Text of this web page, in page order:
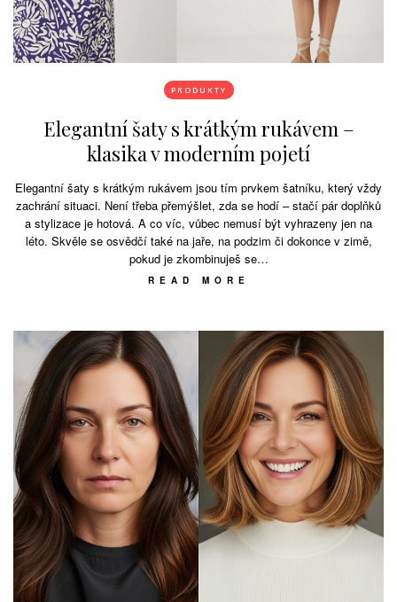
PRODUKTY
Elegantní šaty s krátkým rukávem –
klasika v moderním pojetí
Elegantní šaty s krátkým rukávem jsou tím prvkem šatníku, který vždy
zachrání situaci. Není třeba přemýšlet, zda se hodí – stačí pár doplňků
a stylizace je hotová. A co víc, vůbec nemusí být vyhrazeny jen na
léto. Skvěle se osvědčí také na jaře, na podzim či dokonce v zimě,
pokud je zkombinuješ se…
READ MORE